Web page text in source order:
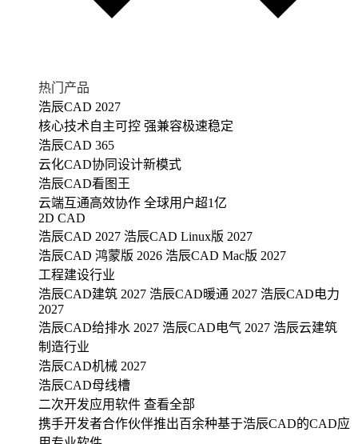
热门产品
浩辰CAD 2027
核心技术自主可控 强兼容极速稳定
浩辰CAD 365
云化CAD协同设计新模式
浩辰CAD看图王
云端互通高效协作 全球用户超1亿
2D CAD
浩辰CAD 2027 浩辰CAD Linux版 2027
浩辰CAD 鸿蒙版 2026 浩辰CAD Mac版 2027
工程建设行业
浩辰CAD建筑 2027 浩辰CAD暖通 2027 浩辰CAD电力
2027
浩辰CAD给排水 2027 浩辰CAD电气 2027 浩辰云建筑
制造行业
浩辰CAD机械 2027
浩辰CAD母线槽
二次开发应用软件 查看全部
携手开发者合作伙伴推出百余种基于浩辰CAD的CAD应